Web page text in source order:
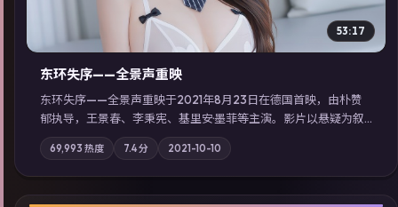
53:17
东环失序——全景声重映
东环失序——全景声重映于2021年8月23日在德国首映，由朴赞
郁执导，王景春、李秉宪、基里安·墨菲等主演。影片以悬疑为叙
事主轴，科技与人性的边界在实验事故后逐渐模糊；摄影与配乐
强化地域气质；站内亦可通过「国产免费观看高清电视剧在线
看」延展检索同类型高分佳作，畅享高清在线追剧体验。
69,993 热度 7.4分 2021-10-10